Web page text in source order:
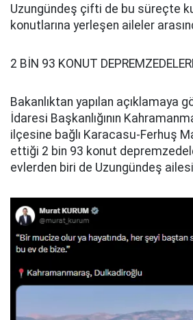
Uzungündeş çifti de bu süreçte
konutlarına yerleşen aileler
2 BİN 93 KONUT
Bakanlıktan yapılan açıklamaya
İdaresi Başkanlığının
ilçesine bağlı Karacasu-Ferhuş
ettiği 2 bin 93 konut
evlerden biri de Uzungündeş